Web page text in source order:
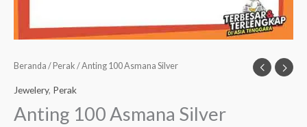
Beranda / Perak / Anting 100 Asmana Silver
Jewelery, Perak
Anting 100 Asmana Silver